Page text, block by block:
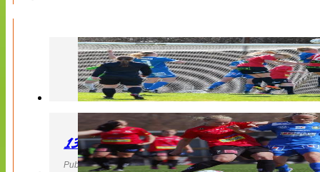
130427 LB 07 – QBIK
Publicerad 27 April 2013, 22:40